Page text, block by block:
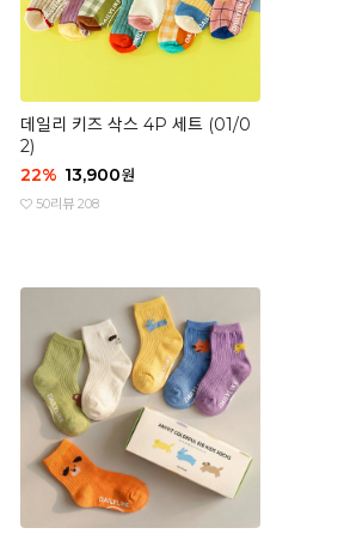
데일리 키즈 삭스 4P 세트 (01/0
2)
22% 13,900원
50리뷰 208